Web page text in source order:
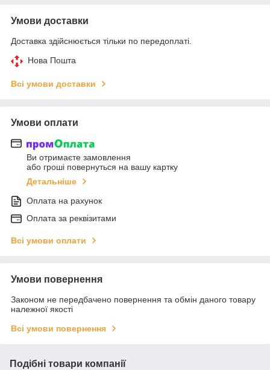
Умови доставки
Доставка здійснюється тільки по передоплаті.
Нова Пошта
Всі умови доставки
Умови оплати
Ви отримаєте замовлення
або гроші повернуться на вашу картку
Детальніше
Оплата на рахунок
Оплата за реквізитами
Всі умови оплати
Умови повернення
Законом не передбачено повернення та обмін даного товару
належної якості
Всі умови повернення
Подібні товари компанії